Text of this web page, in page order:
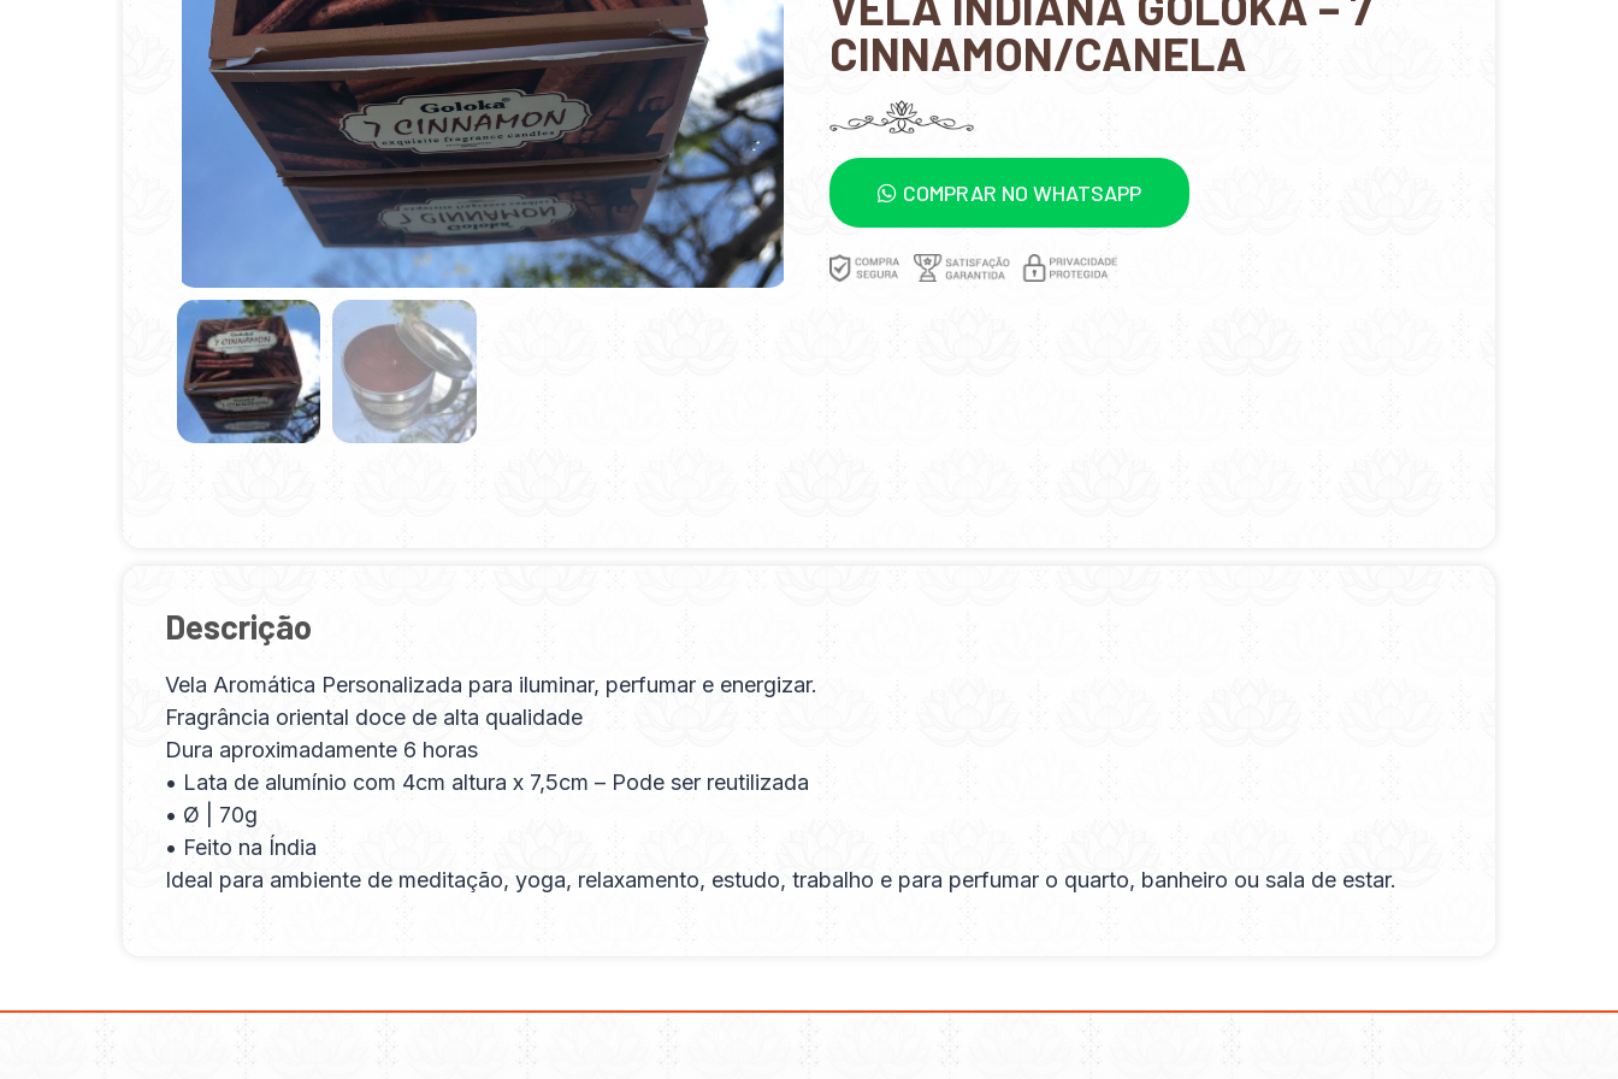
CINNAMON/CANELA
COMPRAR NO WHATSAPP
Descrição
Vela Aromática Personalizada para iluminar, perfumar e energizar.
Fragrância oriental doce de alta qualidade
Dura aproximadamente 6 horas
• Lata de alumínio com 4cm altura x 7,5cm – Pode ser reutilizada
• Ø | 70g
• Feito na Índia
Ideal para ambiente de meditação, yoga, relaxamento, estudo, trabalho e para perfumar o quarto, banheiro ou sala de estar.